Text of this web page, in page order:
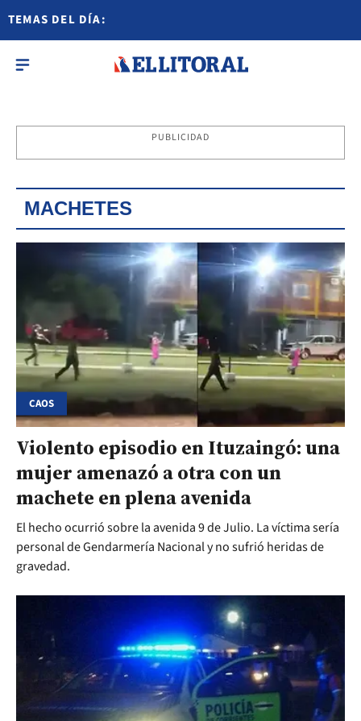
TEMAS DEL DÍA:
PUBLICIDAD
MACHETES
CAOS
Violento episodio en Ituzaingó: una
mujer amenazó a otra con un
machete en plena avenida
El hecho ocurrió sobre la avenida 9 de Julio. La víctima sería
personal de Gendarmería Nacional y no sufrió heridas de
gravedad.